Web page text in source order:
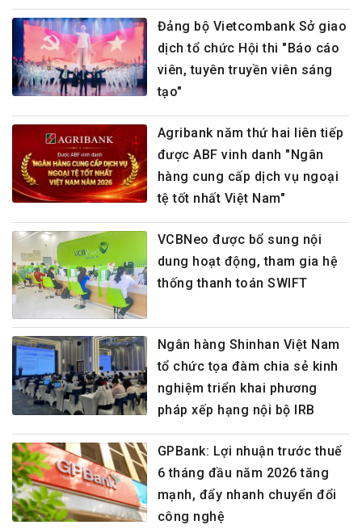
Đảng bộ Vietcombank Sở giao
dịch tổ chức Hội thi "Báo cáo
viên, tuyên truyền viên sáng
tạo"
Agribank năm thứ hai liên tiếp
được ABF vinh danh "Ngân
hàng cung cấp dịch vụ ngoại
tệ tốt nhất Việt Nam"
VCBNeo được bổ sung nội
dung hoạt động, tham gia hệ
thống thanh toán SWIFT
Ngân hàng Shinhan Việt Nam
tổ chức tọa đàm chia sẻ kinh
nghiệm triển khai phương
pháp xếp hạng nội bộ IRB
GPBank: Lợi nhuận trước thuế
6 tháng đầu năm 2026 tăng
mạnh, đẩy nhanh chuyển đổi
công nghệ